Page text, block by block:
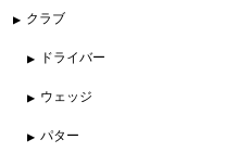
クラブ
ドライバー
ウェッジ
パター